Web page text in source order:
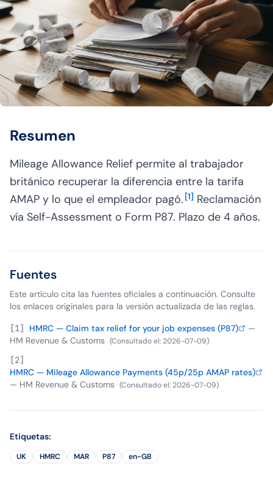
Resumen
Mileage Allowance Relief permite al trabajador
británico recuperar la diferencia entre la tarifa
AMAP y lo que el empleador pagó. [1] Reclamación
vía Self-Assessment o Form P87. Plazo de 4 años.
Fuentes
Este artículo cita las fuentes oficiales a continuación. Consulte
los enlaces originales para la versión actualizada de las reglas.
[1] HMRC — Claim tax relief for your job expenses (P87)
—
HM Revenue & Customs (Consultado el:2026-07-09)
[2]
HMRC — Mileage Allowance Payments (45p/25p AMAP rates)
— HM Revenue & Customs (Consultado el:2026-07-09)
Etiquetas:
UK HMRC MAR P87 en-GB